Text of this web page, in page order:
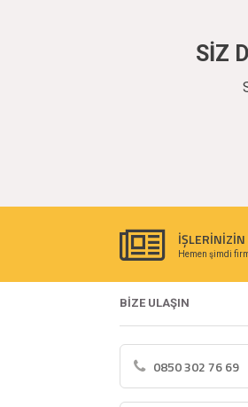
SİZ
İŞLERİNİZİN
Hemen şimdi
BİZE ULAŞIN
0850 302 76 69